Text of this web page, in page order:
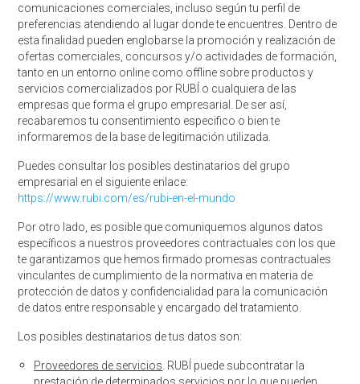
comunicaciones comerciales, incluso según tu perfil de
preferencias atendiendo al lugar donde te encuentres. Dentro de
esta finalidad pueden englobarse la promoción y realización de
ofertas comerciales, concursos y/o actividades de formación,
tanto en un entorno online como offline sobre productos y
servicios comercializados por RUBÍ o cualquiera de las
empresas que forma el grupo empresarial. De ser así,
recabaremos tu consentimiento especifico o bien te
informaremos de la base de legitimación utilizada.
Puedes consultar los posibles destinatarios del grupo
empresarial en el siguiente enlace:
https://www.rubi.com/es/rubi-en-el-mundo
Por otro lado, es posible que comuniquemos algunos datos
específicos a nuestros proveedores contractuales con los que
te garantizamos que hemos firmado promesas contractuales
vinculantes de cumplimiento de la normativa en materia de
protección de datos y confidencialidad para la comunicación
de datos entre responsable y encargado del tratamiento.
Los posibles destinatarios de tus datos son:
Proveedores de servicios . RUBÍ puede subcontratar la